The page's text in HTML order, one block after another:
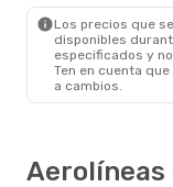
Los precios que
disponibles
especificados y
Ten en cuenta
a cambios.
Aerolíneas